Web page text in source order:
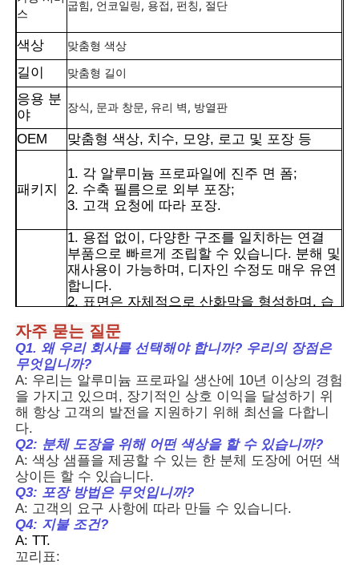
집
제품
우리 에 관한 것
공장 투어
스
굽힘, 언코일링, 용접, 펀칭, 절단
색상 맞춤형 색상
길이 맞춤형 길이
응용 분
야
장식, 문과 창문, 유리 벽, 방열판
OEM 맞춤형 색상, 치수, 모양, 로고 및 포장 등
패키지
1. 각 알루미늄 프로파일에 진주 면 폼;
2. 수축 필름으로 외부 포장;
3. 고객 요청에 따라 포장.
장점
1. 용접 없이, 다양한 구조를 일치하는 연결
부품으로 빠르게 조립할 수 있습니다. 분해 및
재사용이 가능하며, 디자인 수정도 매우 유연
합니다.
2. 표면은 자체적으로 산화막을 형성하며, 습
합니다. 일반 강철보다 부식에 훨씬 강하며,
수년 동안 사용해도 손상되기 쉽지 않아 유지
보수 비용을 절감할 수 있습니다.
3. 다양한 복잡한 단면으로 압출할 수 있으며,
양극 산화 처리 및 분체 도장과 같은 표면 처
리를 거칠 수도 있습니다. 필요에 따라 색상과
4. 가볍고, 긴 수명, 쉬운 유지 보수의 특징으
로 인해 전체 비용이 다른 많은 재료보다 낮습
니다.
자주 묻는 질문
Q1. 왜 우리 회사를 선택해야 합니까? 우리의 장점은
무엇입니까?
A: 우리는 알루미늄 프로파일 생산에 10년 이상의 경험
을 가지고 있으며, 장기적인 상호 이익을 달성하기 위
해 항상 고객의 발전을 지원하기 위해 최선을 다합니
다.
Q2: 분체 도장을 위해 어떤 색상을 할 수 있습니까?
A: 색상 샘플을 제공할 수 있는 한 분체 도장에 어떤 색
상이든 할 수 있습니다.
Q3: 포장 방법은 무엇입니까?
A: 고객의 요구 사항에 따라 만들 수 있습니다.
Q4: 지불 조건?
A: TT.
꼬리표: